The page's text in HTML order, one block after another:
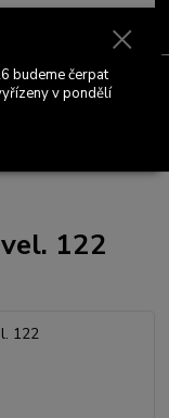
Menu
0 Kč
122
budeme čerpat
v pondělí